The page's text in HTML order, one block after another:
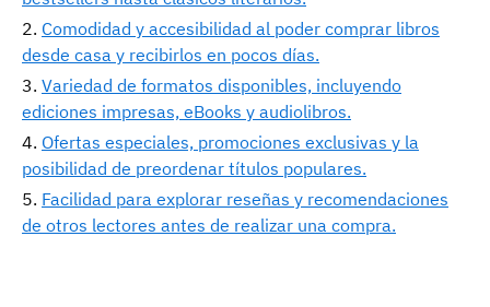
Comodidad y accesibilidad al poder comprar libros
desde casa y recibirlos en pocos días.
Variedad de formatos disponibles, incluyendo
ediciones impresas, eBooks y audiolibros.
Ofertas especiales, promociones exclusivas y la
posibilidad de preordenar títulos populares.
Facilidad para explorar reseñas y recomendaciones
de otros lectores antes de realizar una compra.